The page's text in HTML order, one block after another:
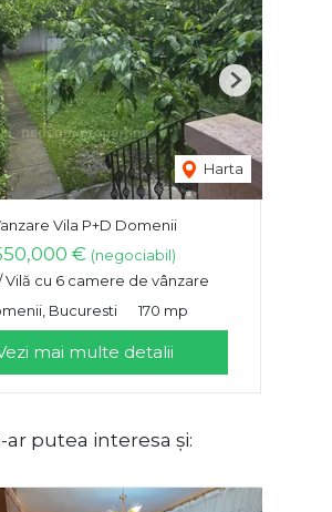
Harta
Next
Vila P+D Domenii
€ (negociabil)
Vilă cu 6 camere de vânzare
Bucuresti
170 mp
mai multe detalii
ar putea interesa și: